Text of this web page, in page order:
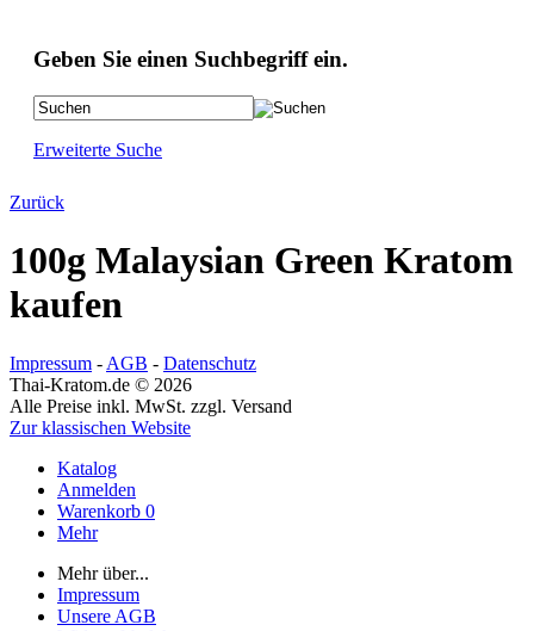
Geben Sie einen Suchbegriff ein.
Erweiterte Suche
Zurück
100g Malaysian Green Kratom
kaufen
Impressum - AGB - Datenschutz
Thai-Kratom.de © 2026
Alle Preise inkl. MwSt. zzgl. Versand
Zur klassischen Website
Katalog
Anmelden
Warenkorb 0
Mehr
Mehr über...
Impressum
Unsere AGB